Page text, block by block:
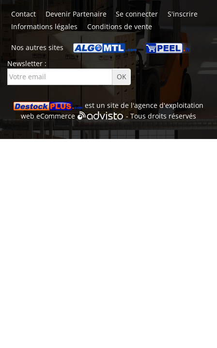
Contact Devenir Partenaire Se connecter
S'inscrire
Informations légales
Conditions de vente
Nos autres sites
Newsletter :
est un site de l'agence d'exploitation
webeCommerce - Tous droits réservés